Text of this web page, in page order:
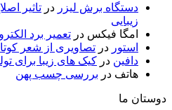
دستگاه برش لیزر در تاثیر
زیبایی
امگا فیکس در تعمیر برد
استور در تصاویری از شعر
دافین در کیک های زیبا برای
هاتف در بررسی چسب پهن
دوستان ما